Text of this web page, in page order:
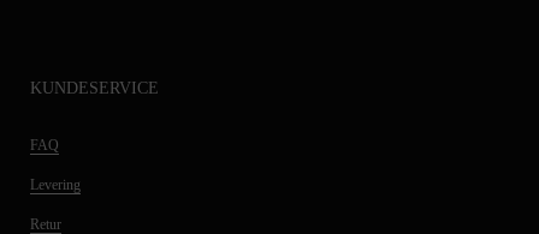
KUNDESERVICE
FAQ
Levering
Retur